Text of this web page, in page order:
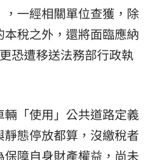
，一經相關單位查獲，除
稅之外，還將面臨應納
恐遭移送法務部行政執
「使用」公共道路定義
態停放都算，沒繳稅者
障自身財產權益，尚未